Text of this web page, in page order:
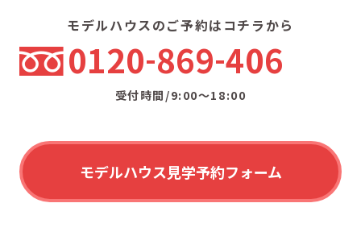
モデルハウスのご予約はコチラから
0120 869 406
受付時間/9:00〜18:00
モデルハウス見学予約フォーム